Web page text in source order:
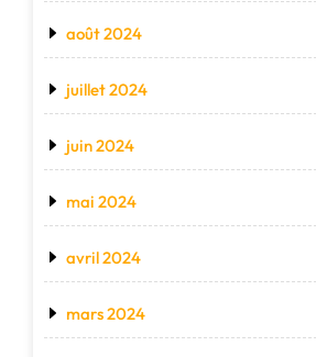
août 2024
juillet 2024
juin 2024
mai 2024
avril 2024
mars 2024